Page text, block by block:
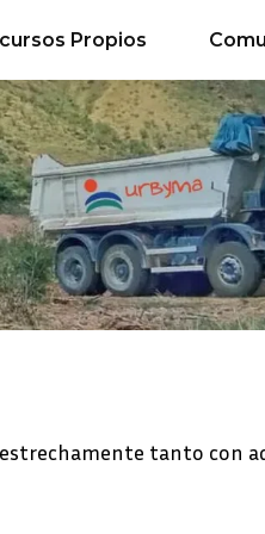
Propios
tanto con